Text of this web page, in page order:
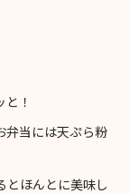
！
弁当には天ぷら粉
とほんとに美味し